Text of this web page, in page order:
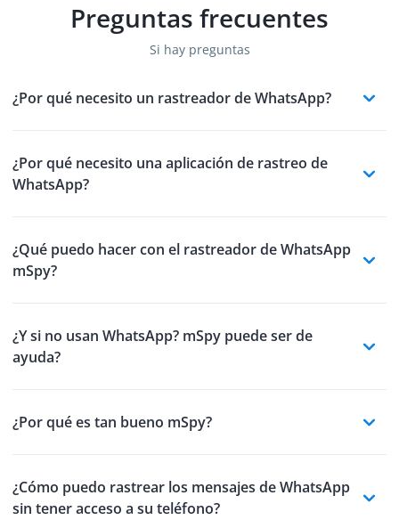
Preguntas frecuentes
Si hay preguntas
¿Por qué necesito un rastreador de WhatsApp?
¿Por qué necesito una aplicación de rastreo de
WhatsApp?
¿Qué puedo hacer con el rastreador de WhatsApp
mSpy?
¿Y si no usan WhatsApp? mSpy puede ser de
ayuda?
¿Por qué es tan bueno mSpy?
¿Cómo puedo rastrear los mensajes de WhatsApp
sin tener acceso a su teléfono?